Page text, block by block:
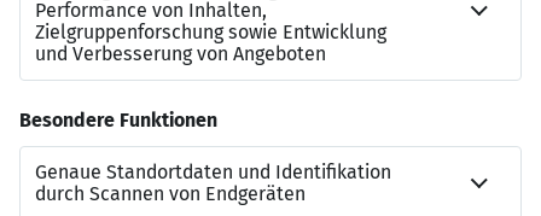
nächsten Schritt geht’s dann weiter in ein zweites
Fachgespräch mit Deiner Führungskraft. *Die
Entscheidung zum konkreten Gehaltsniveau wird im
nach Deiner Erfahrung, Qualifikation und dem
Verantwortungsumfang innerhalb der genannten
Position.